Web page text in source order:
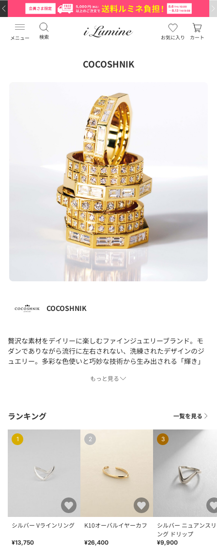
メニュー 検索 お気に入り カート
COCOSHNIK
COCOSHNIK
贅沢な素材をデイリーに楽しむファインジュエリーブランド。モ
ダンでありながら流行に左右されない、洗練されたデザインのジ
ュエリー。多彩な色使いと巧妙な技術から生み出される「輝き」
は、「高感度」「日常感覚」「本物志向」特別な日だけではな
デイリーに楽しめるジュエリー「ココシュニック」を提案しま
す。
もっと見る
ランキング 一覧を見る
1
シルバー Vラインリング
¥13,750
2
K10オーバルイヤーカフ
¥26,400
3
シルバー ニュアンスリ
ング ドリップ
¥9,900